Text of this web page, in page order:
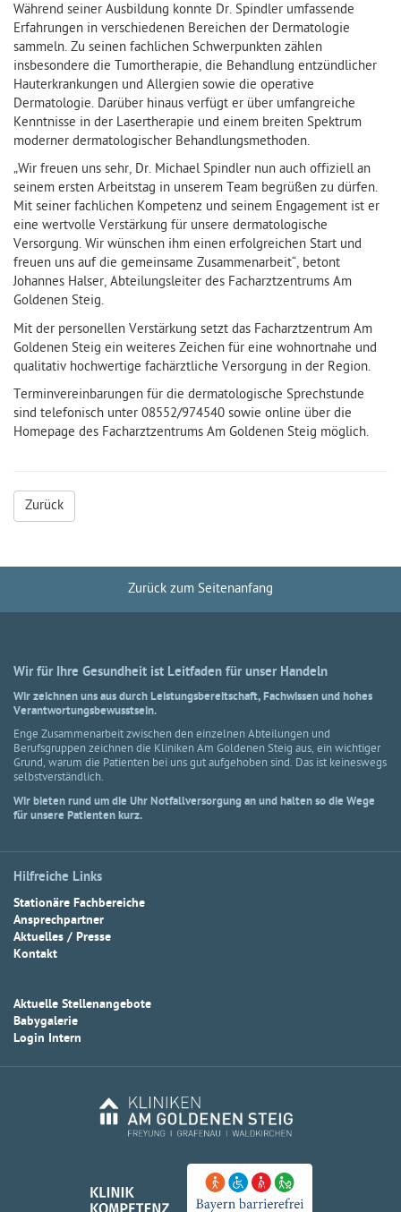
Während seiner Ausbildung konnte Dr. Spindler umfassende
Erfahrungen in verschiedenen Bereichen der Dermatologie
sammeln. Zu seinen fachlichen Schwerpunkten zählen
insbesondere die Tumortherapie, die Behandlung entzündlicher
Hauterkrankungen und Allergien sowie die operative
Dermatologie. Darüber hinaus verfügt er über umfangreiche
Kenntnisse in der Lasertherapie und einem breiten Spektrum
moderner dermatologischer Behandlungsmethoden.
„Wir freuen uns sehr, Dr. Michael Spindler nun auch offiziell an
seinem ersten Arbeitstag in unserem Team begrüßen zu dürfen.
Mit seiner fachlichen Kompetenz und seinem Engagement ist er
eine wertvolle Verstärkung für unsere dermatologische
Versorgung. Wir wünschen ihm einen erfolgreichen Start und
freuen uns auf die gemeinsame Zusammenarbeit“, betont
Johannes Halser, Abteilungsleiter des Facharztzentrums Am
Goldenen Steig.
Mit der personellen Verstärkung setzt das Facharztzentrum Am
Goldenen Steig ein weiteres Zeichen für eine wohnortnahe und
qualitativ hochwertige fachärztliche Versorgung in der Region.
Terminvereinbarungen für die dermatologische Sprechstunde
sind telefonisch unter 08552/974540 sowie online über die
Homepage des Facharztzentrums Am Goldenen Steig möglich.
Zurück
Zurück zum Seitenanfang
Wir für Ihre Gesundheit ist Leitfaden für unser Handeln
Wir zeichnen uns aus durch Leistungsbereitschaft, Fachwissen und hohes
Verantwortungsbewusstsein.
Enge Zusammenarbeit zwischen den einzelnen Abteilungen und
Berufsgruppen zeichnen die Kliniken Am Goldenen Steig aus, ein wichtiger
Grund, warum die Patienten bei uns gut aufgehoben sind. Das ist keineswegs
selbstverständlich.
Wir bieten rund um die Uhr Notfallversorgung an und halten so die Wege
für unsere Patienten kurz.
Hilfreiche Links
Stationäre Fachbereiche
Ansprechpartner
Aktuelles / Presse
Kontakt
Aktuelle Stellenangebote
Babygalerie
Login Intern